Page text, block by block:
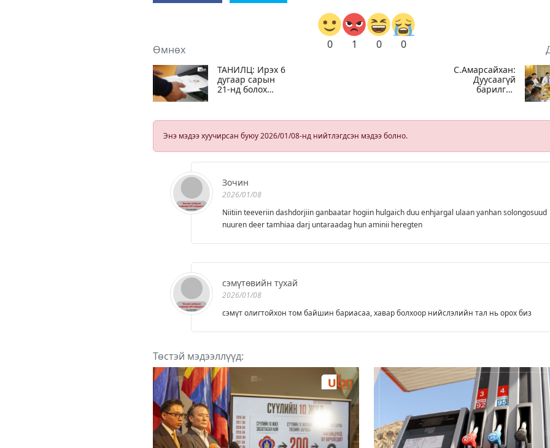
0 1 0 0
Өмнөх
ТАНИЛЦ: Ирэх 6
дугаар сарын
21-нд болох
ИТХ-ын нөхөн
хугацааны
С.Амарсайхан:
Дуусаагүй
барилгад
зөвшөөрөл
Энэ мэдээ хуучирсан буюу 2026/01/08-нд нийтлэгдсэн мэдээ болно.
Зочин
2026/01/08
Niitiin teeveriin dashdorjiin ganbaatar hogiin hulgaich duu enhjargal ulaan yanhan solongosuud
nuuren deer tamhiaa darj untaraadag hun aminii heregten
сэмүтөвийн тухай
2026/01/08
сэмүт олигтойхон том байшин бариасаа, хавар болхоор нийслэлийн тал нь орох биз
Төстэй мэдээллүүд: